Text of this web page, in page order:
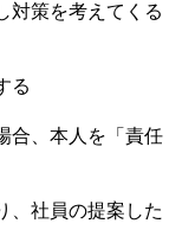
対策を考えてくる
る
合、本人を「責任
、社員の提案した